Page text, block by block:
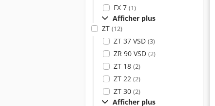
FX 7 (1)
Afficher plus
ZT (12)
ZT 37 VSD (3)
ZR 90 VSD (2)
ZT 18 (2)
ZT 22 (2)
ZT 30 (2)
Afficher plus